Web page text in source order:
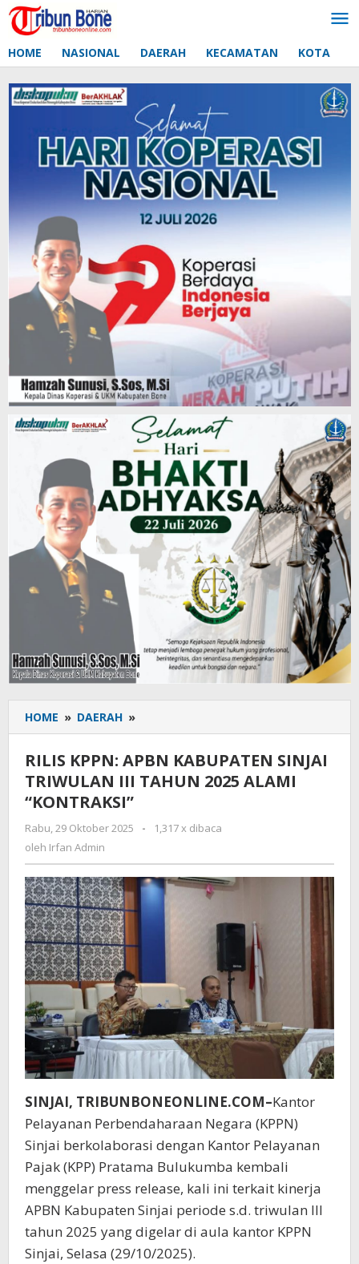
Lewati
ke
HOME NASIONAL DAERAH KECAMATAN KOTA
HOME » DAERAH »
KPPN:
KABUPATEN
SINJAI
TAHUN
ALAMI
"KONTRAKSI"
RILIS KPPN: APBN KABUPATEN SINJAI
TRIWULAN III TAHUN 2025 ALAMI
“KONTRAKSI”
Rabu, 29 Oktober 2025
oleh
-
1,317 x dibaca
oleh Irfan Admin
SINJAI, TRIBUNBONEONLINE.COM–Kantor
Pelayanan Perbendaharaan Negara (KPPN)
Sinjai berkolaborasi dengan Kantor Pelayanan
Pajak (KPP) Pratama Bulukumba kembali
menggelar press release, kali ini terkait kinerja
APBN Kabupaten Sinjai periode s.d. triwulan III
tahun 2025 yang digelar di aula kantor KPPN
Sinjai, Selasa (29/10/2025).